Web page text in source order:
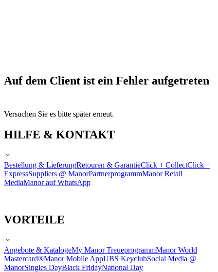
Auf dem Client ist ein Fehler aufgetreten
Versuchen Sie es bitte später erneut.
HILFE & KONTAKT
Bestellung & LieferungRetouren & GarantieClick + CollectClick +
ExpressSuppliers @ ManorPartnerprogrammManor Retail
MediaManor auf WhatsApp
VORTEILE
Angebote & KatalogeMy Manor TreueprogrammManor World
Mastercard®Manor Mobile AppUBS KeyclubSocial Media @
ManorSingles DayBlack FridayNational Day